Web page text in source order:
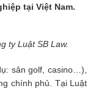
tại Việt Nam.
ty Luật SB Law.
sân golf, casino…),
chính phủ. Tại Luật